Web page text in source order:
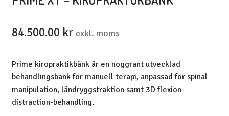
84.500.00 kr exkl. moms
Prime kiropraktikbänk är en noggrant utvecklad
behandlingsbänk för manuell terapi, anpassad för spinal
manipulation, ländryggstraktion samt 3D flexion-
distraction-behandling.